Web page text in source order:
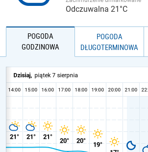
Odczuwalna 21°C
POGODA
GODZINOWA
POGODA
DŁUGOTERMINOWA